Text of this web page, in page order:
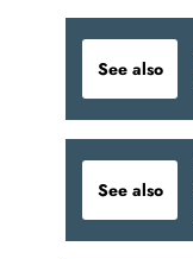
See also
See also